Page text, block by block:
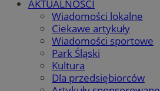
AKTUALNOŚCI
Wiadomości lokalne
Ciekawe artykuły
Wiadomości sportowe
Park Śląski
Kultura
Dla przedsiębiorców